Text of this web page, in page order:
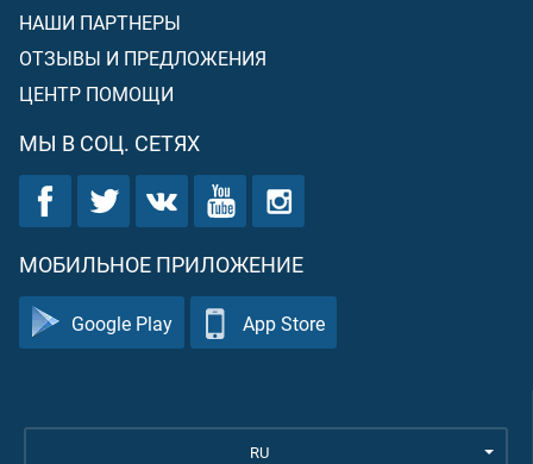
НАШИ ПАРТНЕРЫ
ОТЗЫВЫ И ПРЕДЛОЖЕНИЯ
ЦЕНТР ПОМОЩИ
МЫ В СОЦ. СЕТЯХ
МОБИЛЬНОЕ ПРИЛОЖЕНИЕ
Google Play App Store
RU